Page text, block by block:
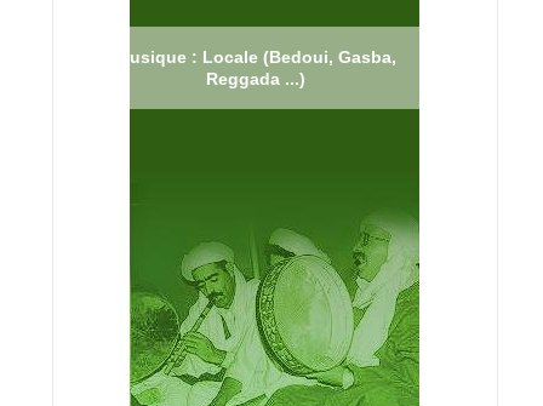
Musique : Locale (Bedoui, Gasba,
Reggada ...)